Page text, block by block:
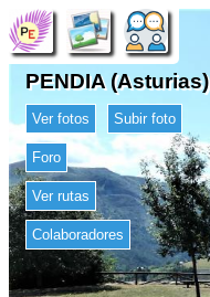
PENDIA (Asturias)
Ver fotos Subir foto
Foro
Ver rutas
Colaboradores